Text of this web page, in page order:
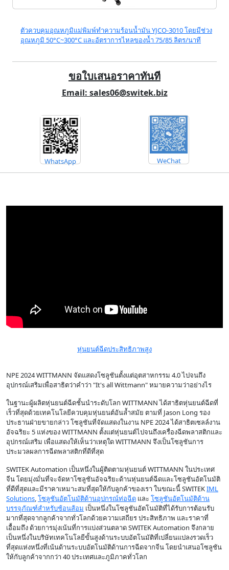
ตัวควบคุมอุณหภูมิแม่พิมพ์ทำความร้อนน้ำมัน YJCO-3010 โดยมีช่วง
อุณหภูมิ 50°C~300°C และอัตราการไหลของน้ำ 75/85 ลิตร/นาที
ขอใบเสนอราคาทันที
Email: sales06@switek.biz
WhatsApp WeChat
หุ่นยนต์ฉีดประสิทธิภาพสูง
NPE 2024 WITTMANN จัดแสดงโซลูชันตั้งแต่อุตสาหกรรม 4.0 ไปจนถึง
อุปกรณ์เสริมเพื่อสาธิตว่าคำว่า "It's all Wittmann" หมายความว่าอย่างไร
ในฐานะผู้ผลิตหุ่นยนต์ฉีดชั้นนำระดับโลก WITTMANN ได้สาธิตหุ่นยนต์ฉีดที่
เร็วที่สุดด้วยเทคโนโลยีควบคุมหุ่นยนต์อันล้ำสมัย ตามที่ Jason Long รอง
ประธานฝ่ายขายกล่าว โซลูชันที่จัดแสดงในงาน NPE 2024 ได้สาธิตเซลล์งาน
อัจฉริยะ 5 แห่งของ WITTMANN ตั้งแต่หุ่นยนต์ไปจนถึงเครื่องฉีดพลาสติกและ
อุปกรณ์เสริม เพื่อแสดงให้เห็นว่าเหตุใด WITTMANN จึงเป็นโซลูชันการ
ประมวลผลการฉีดพลาสติกที่ดีที่สุด
SWITEK Automation เป็นหนึ่งในผู้ติดตามหุ่นยนต์ WITTMANN ในประเทศ
จีน โดยมุ่งมั่นที่จะจัดหาโซลูชันอัจฉริยะด้านหุ่นยนต์ฉีดและโซลูชันอัตโนมัติ
ที่ดีที่สุดและมีราคาเหมาะสมที่สุดให้กับลูกค้าของเรา ในขณะนี้ SWITEKIML
Solutions โซลูชันอัตโนมัติด้านอุปกรณ์ท่อฉีด และ โซลูชันอัตโนมัติด้าน
บรรจุภัณฑ์สำหรับช้อนส้อม เป็นหนึ่งในโซลูชันอัตโนมัติที่ได้รับการต้อนรับ
มากที่สุดจากลูกค้าจากทั่วโลกด้วยความเสถียร ประสิทธิภาพ และราคาที่
เอื้อมถึง ด้วยการมุ่งเน้นที่การแบ่งส่วนตลาด SWITEK Automation จึงกลาย
เป็นหนึ่งในบริษัทเทคโนโลยีขั้นสูงด้านระบบอัตโนมัติที่เปลี่ยนแปลงรวดเร็ว
ที่สุดแห่งหนึ่งที่เน้นด้านระบบอัตโนมัติด้านการฉีดจากจีน โดยนำเสนอโซลูชัน
ให้กับลูกค้าจากกว่า 40 ประเทศและภูมิภาคทั่วโลก